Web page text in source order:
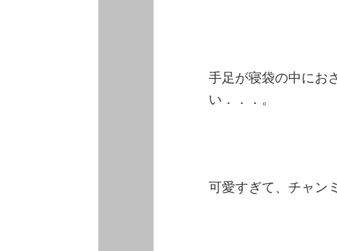
手足が寝袋の中にお
い．．．。
可愛すぎて、チャン